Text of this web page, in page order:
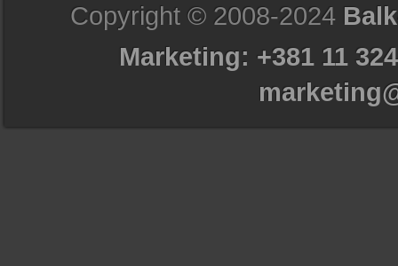
Copyright © 2008-2024
Marketing: +381 11